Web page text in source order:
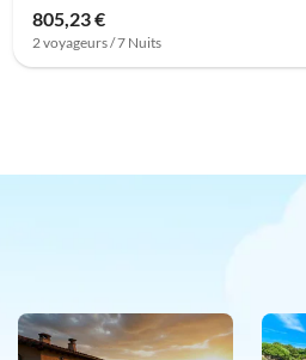
805,23 €
2 voyageurs / 7 Nuits